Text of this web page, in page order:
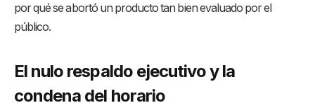
por qué se abortó un producto tan bien evaluado por el
público.
El nulo respaldo ejecutivo y la
condena del horario